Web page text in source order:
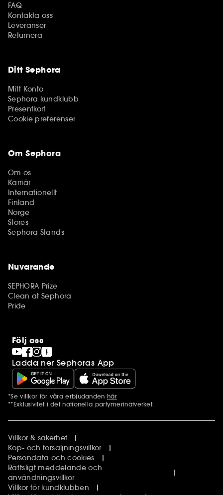
FAQ
Kontakta oss
Leveranser
Returnera
Ditt Sephora
Mitt Konto
Sephora kundklubb
Presentkort
Cookie preferenser
Om Sephora
Om os
Karriär
Internationellt
Finland
Norge
Stores
Sephora Stands
Nuvarande
SEPHORA Prize
Clean at Sephora
Pride
Följ oss
Ladda ner Sephoras App
Ytterligare information
*Se villkor för våra erbjudanden här
**Exklusivitet i det nationella parfymerinätverket.
Villkor & säkerhet
Köp- och försäljningsvillkor
Persondata och cookies
Rättsligt meddelande och
användningsvillkor
Villkor för kundklubben